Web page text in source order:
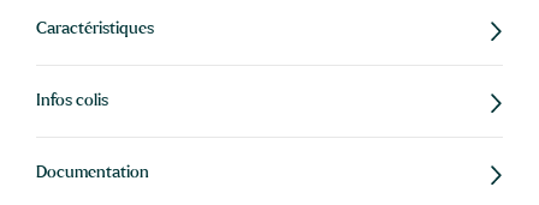
Caractéristiques
Infos colis
Documentation